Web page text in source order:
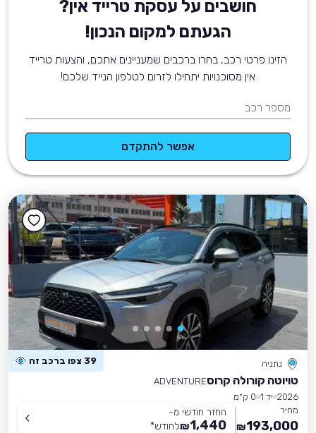
חושבים על עסקת טרייד אין?
הגעתם למקום הנכון!
הזינו פרטי רכב, בחרו ברכבים שמעניינים אתכם, והצעות טרייד
אין מסוכנויות יתחילו לזרום לטלפון הנייד שלכם!
מספר רכב
אפשר להתקדם
נתניה 39 צפו ברכב זה
טויוטה קורולה קרוסADVENTURE
2026 יד 1
0 ק״מ
מחיר
193,000
₪
החזר חודשי מ-
1,440
₪לחודש*